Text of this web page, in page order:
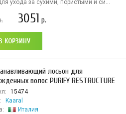
ухода за сухими, пористыми и си...
3051 р.
КОРЗИНУ
лосьон для
волос PURIFY RESTRUCTURE
15474
Kaaral
Италия